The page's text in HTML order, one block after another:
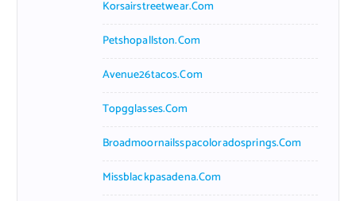
Korsairstreetwear.com
Petshopallston.com
Avenue26tacos.com
Topgglasses.com
Broadmoornailsspacoloradosprings.com
Missblackpasadena.com